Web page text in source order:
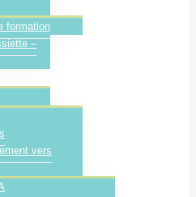
formation
–
vers